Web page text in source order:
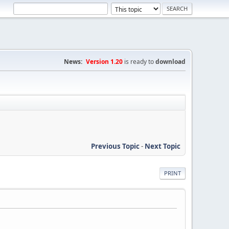
News: Version 1.20 is ready todownload
Previous Topic- Next Topic
PRINT